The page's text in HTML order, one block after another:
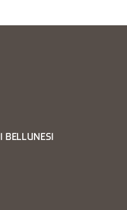
BELLUNESI